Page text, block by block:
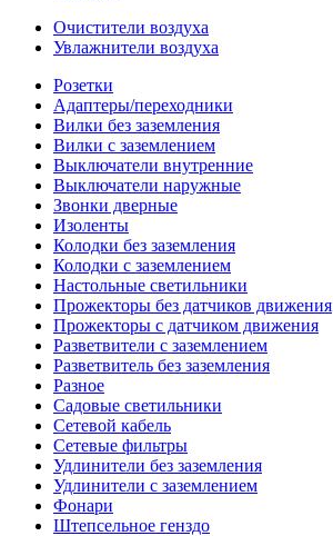
Очистители воздуха
Увлажнители воздуха
Розетки
Адаптеры/переходники
Вилки без заземления
Вилки с заземлением
Выключатели внутренние
Выключатели наружные
Звонки дверные
Изоленты
Колодки без заземления
Колодки с заземлением
Настольные светильники
Прожекторы без датчиков движения
Прожекторы с датчиком движения
Разветвители с заземлением
Разветвитель без заземления
Разное
Садовые светильники
Сетевой кабель
Сетевые фильтры
Удлинители без заземления
Удлинители с заземлением
Фонари
Штепсельное генздо